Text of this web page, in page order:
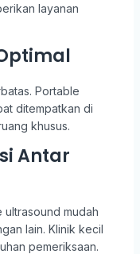
layanan
Portable
ditempatkan di
khusus.
Antar
mudah
lain. Klinik kecil
pemeriksaan.